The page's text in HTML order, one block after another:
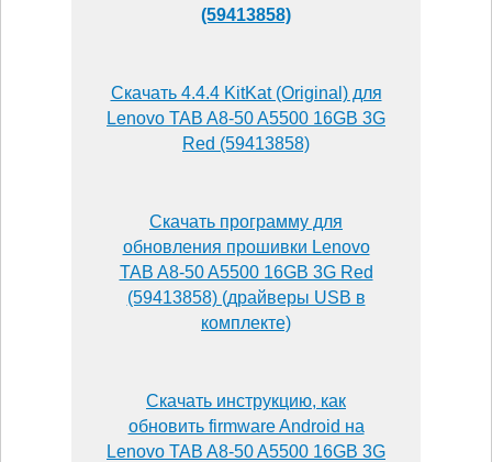
(59413858)
Скачать 4.4.4 KitKat (Original) для
Lenovo TAB A8-50 A5500 16GB 3G
Red (59413858)
Скачать программу для
обновления прошивки Lenovo
TAB A8-50 A5500 16GB 3G Red
(59413858) (драйверы USB в
комплекте)
Скачать инструкцию, как
обновить firmware Android на
Lenovo TAB A8-50 A5500 16GB 3G